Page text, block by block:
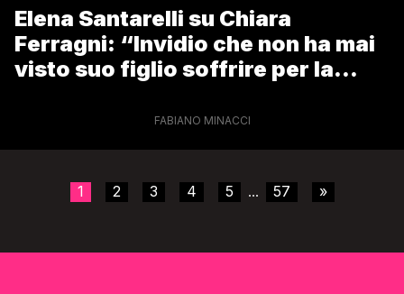
Elena Santarelli su Chiara
Ferragni: “Invidio che non ha mai
visto suo figlio soffrire per la
FABIANO MINACCI
1 2 3 4 5 ... 57 »